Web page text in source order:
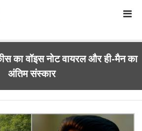
का वॉइस नोट वायरल और ही-मैन का
अंतिम संस्कार